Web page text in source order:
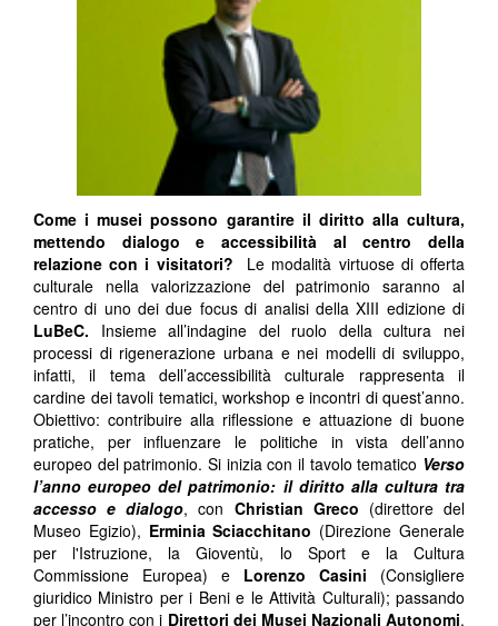
Come i musei possono garantire il diritto alla cultura,
mettendo dialogo e accessibilità al centro della
relazione con i visitatori? Le modalità virtuose di offerta
culturale nella valorizzazione del patrimonio saranno al
centro di uno dei due focus di analisi della XIII edizione di
LuBeC. Insieme all’indagine del ruolo della cultura nei
processi di rigenerazione urbana e nei modelli di sviluppo,
infatti, il tema dell’accessibilità culturale rappresenta il
cardine dei tavoli tematici, workshop e incontri di quest’anno.
Obiettivo: contribuire alla riflessione e attuazione di buone
pratiche, per influenzare le politiche in vista dell’anno
europeo del patrimonio. Si inizia con il tavolo tematico Verso
l’anno europeo del patrimonio: il diritto alla cultura tra
accesso e dialogo, con Christian Greco (direttore del
Museo Egizio), Erminia Sciacchitano (Direzione Generale
per l'Istruzione, la Gioventù, lo Sport e la Cultura
Commissione Europea) e Lorenzo Casini (Consigliere
giuridico Ministro per i Beni e le Attività Culturali); passando
per l’incontro con i Direttori dei Musei Nazionali Autonomi,